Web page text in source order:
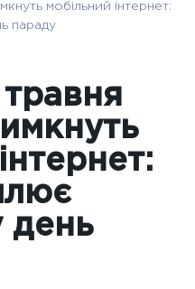
мобільний інтернет:
параду
день